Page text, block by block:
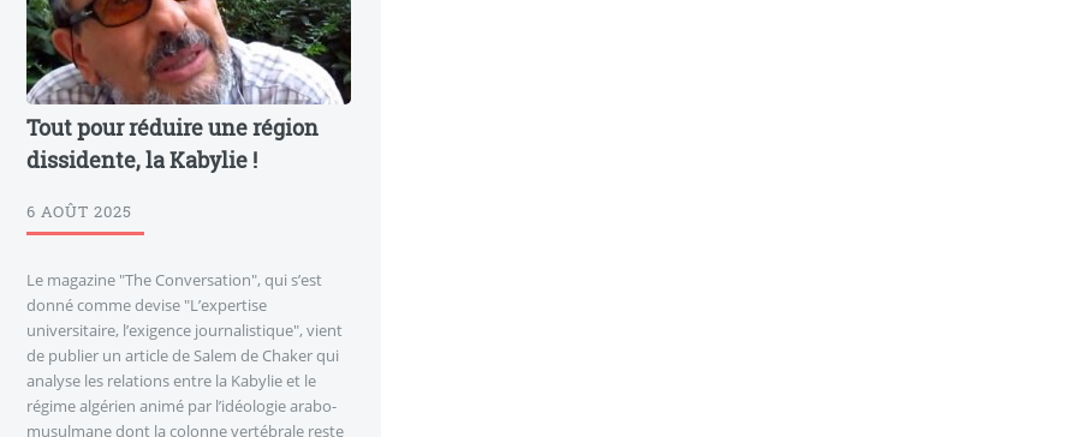
Tout pour réduire une région
dissidente, la Kabylie !
6 AOÛT 2025
Le magazine "The Conversation", qui s’est
donné comme devise "L’expertise
universitaire, l’exigence journalistique", vient
de publier un article de Salem de Chaker qui
analyse les relations entre la Kabylie et le
régime algérien animé par l’idéologie arabo-
musulmane dont la colonne vertébrale reste